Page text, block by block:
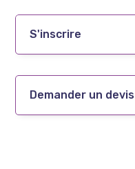
S'inscrire
Demander un devis